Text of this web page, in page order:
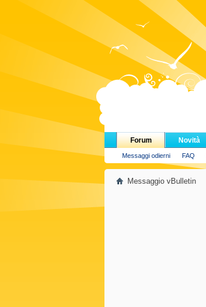
Forum
Messaggi odierni FAQ
Novità
Messaggio vBulletin